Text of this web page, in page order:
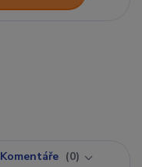
Komentáře
0